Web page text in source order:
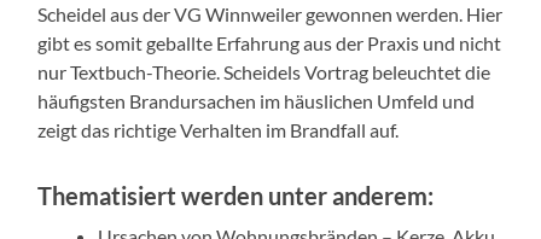
Scheidel aus der VG Winnweiler gewonnen werden. Hier
gibt es somit geballte Erfahrung aus der Praxis und nicht
nur Textbuch-Theorie. Scheidels Vortrag beleuchtet die
häufigsten Brandursachen im häuslichen Umfeld und
zeigt das richtige Verhalten im Brandfall auf.
Thematisiert werden unter anderem: